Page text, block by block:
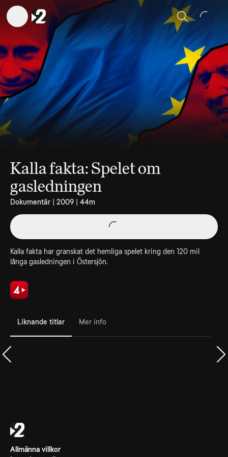
Sök
Kalla fakta: Spelet om
gasledningen
Dokumentär | 2009 | 44m
Kalla fakta har granskat det hemliga spelet kring den 120 mil
långa gasledningen i Östersjön.
Liknande titlar Mer info
Allmänna villkor